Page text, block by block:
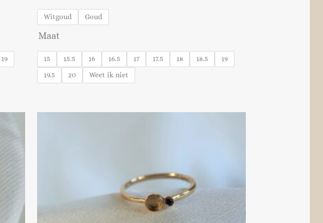
19
Witgoud Goud
Maat
15 15.5 16 16.5 17 17.5 18 18.5
19
19.5
20 Weet ik niet